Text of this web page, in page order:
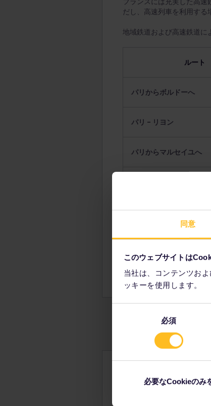
同意
このウェブサイトは
当社は、コンテンツお
ッキーを使用します。
必須
必要なCookieのみ
だし、高速列車を利用する
地域鉄道および高速鉄道に
ルート
パリからボルドーへ
パリ - リヨン
パリからマルセイユへ
パリ - ナント (Nantes)
パリ - ストラスブール
パリ - リール (Lille)
『ユーレイル時刻表